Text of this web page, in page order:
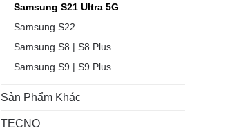
Samsung S21 Ultra 5G
Samsung S22
Samsung S8 | S8 Plus
Samsung S9 | S9 Plus
Sản Phẩm Khác
TECNO